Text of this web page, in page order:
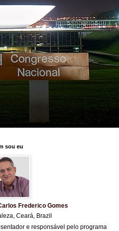
sou eu
Frederico Gomes
Ceará, Brazil
e responsável pelo programa